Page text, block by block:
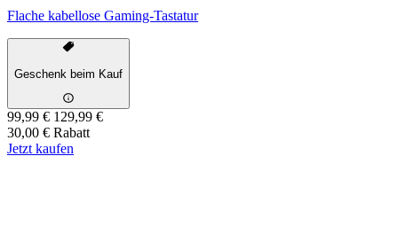
Flache kabellose Gaming-Tastatur
Geschenk beim Kauf
99,99 € 129,99 €
30,00 € Rabatt
Jetzt kaufen